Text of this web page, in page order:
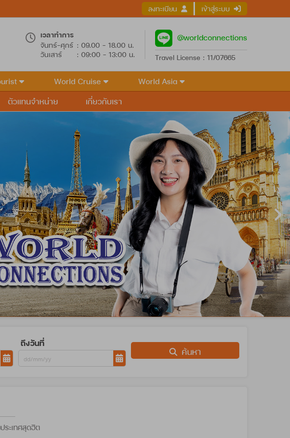
ลงทะเบียน เข้าสู่ระบบ
เวลาทำการ
จันทร์-ศุกร์ : 09.00 - 18.00 น.
วันเสาร์
: 09:00 - 13:00 น.
@worldconnections
Travel License : 11/07665
World Cruise
World Asia
ตัวแทนจำหน่าย เกี่ยวกับเรา
ถึงวันที่
ค้นหา
ระเทศสุดฮิต